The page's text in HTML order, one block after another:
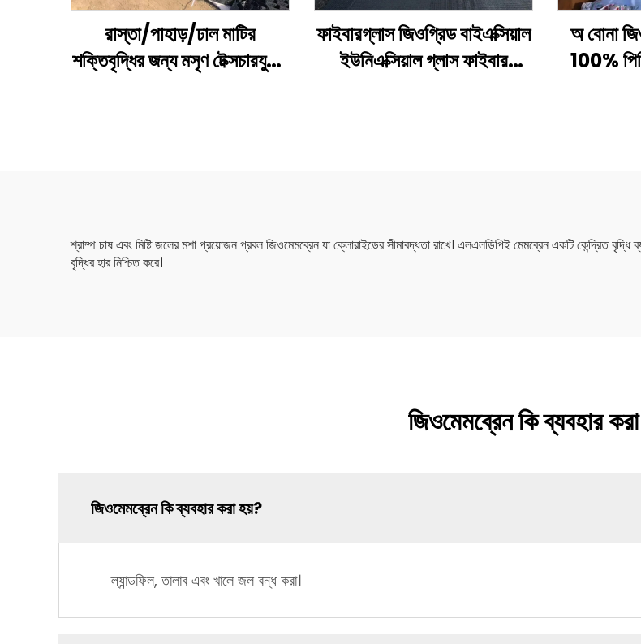
রাস্তা/পাহাড়/ঢাল মাটির
শক্তিবৃদ্ধির জন্য মসৃণ টেক্সচারযুক্ত
ফাইবারগ্লাস জিওগ্রিড বাইএক্সিয়াল
ইউনিএক্সিয়াল গ্লাস ফাইবার
অ বোনা
100%
শ্রাম্প চাষ এবং মিষ্টি জলের মশা প্রয়োজন প্রবল জিওমেমব্রেন যা ক্লোরাইডের সীমাবদ্ধতা রাখে। এলএলডিপিই মেমব্রেন একটি কেন্দ্রিত
বৃদ্ধির হার নিশ্চিত করে।
জিওমেমব্রেন কি ব্যবহার
জিওমেমব্রেন কি ব্যবহার করা হয়?
ল্যান্ডফিল, তালাব এবং খালে জল বন্ধ করা।